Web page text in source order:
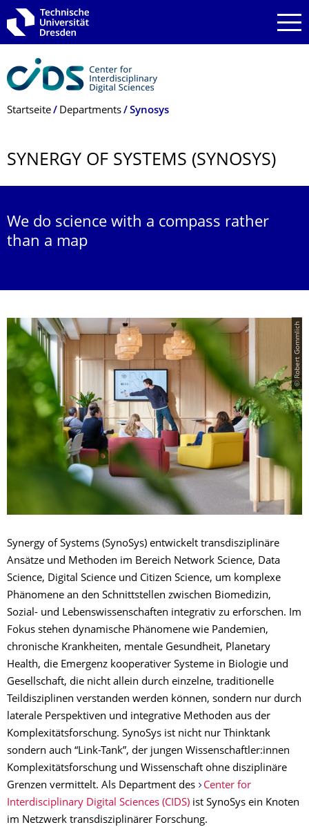
Zur Hauptnavigation springen
Zur Suche springen
Zum Inhalt springen
Breadcrumb-Menü
Startseite Departments Synosys
SYNERGY OF SYSTEMS (SYNOSYS)
We do science with a compass rather
than a map
© Robert Gommlich
Synergy of Systems (SynoSys) entwickelt transdisziplinäre
Ansätze und Methoden im Bereich Network Science, Data
Science, Digital Science und Citizen Science, um komplexe
Phänomene an den Schnittstellen zwischen Biomedizin,
Sozial- und Lebenswissenschaften integrativ zu erforschen. Im
Fokus stehen dynamische Phänomene wie Pandemien,
chronische Krankheiten, mentale Gesundheit, Planetary
Health, die Emergenz kooperativer Systeme in Biologie und
Gesellschaft, die nicht allein durch einzelne, traditionelle
Teildisziplinen verstanden werden können, sondern nur durch
laterale Perspektiven und integrative Methoden aus der
Komplexitätsforschung. SynoSys ist nicht nur Thinktank
sondern auch “Link-Tank”, der jungen Wissenschaftler:innen
Komplexitätsforschung und Wissenschaft ohne disziplinäre
Grenzen vermittelt. Als Department des
Center for
Interdisciplinary Digital Sciences (CIDS) ist SynoSys ein Knoten
im Netzwerk transdisziplinärer Forschung.